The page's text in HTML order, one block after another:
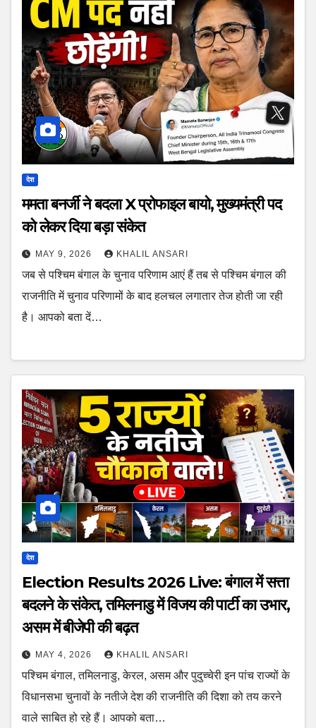
देश
ममता बनर्जी ने बदला X प्रोफाइल बायो, मुख्यमंत्री पद
को लेकर दिया बड़ा संकेत
MAY 9, 2026 KHALIL ANSARI
जब से पश्चिम बंगाल के चुनाव परिणाम आएं हैं तब से पश्चिम बंगाल की
राजनीति में चुनाव परिणामों के बाद हलचल लगातार तेज होती जा रही
है। आपको बता दें…
देश
Election Results 2026 Live: बंगाल में सत्ता
बदलने के संकेत, तमिलनाडु में विजय की पार्टी का उभार,
असम में बीजेपी की बढ़त
MAY 4, 2026 KHALIL ANSARI
पश्चिम बंगाल, तमिलनाडु, केरल, असम और पुदुच्चेरी इन पांच राज्यों के
विधानसभा चुनावों के नतीजे देश की राजनीति की दिशा को तय करने
वाले साबित हो रहे हैं। आपको बता…